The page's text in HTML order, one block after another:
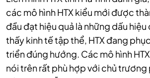
các mô hình HTX kiểu mới được
đầu đạt hiệu quả là những dấu
thấy kinh tế tập thể, HTX đang
triển đúng hướng. Các mô hình
nói trên rất phù hợp với chủ trương